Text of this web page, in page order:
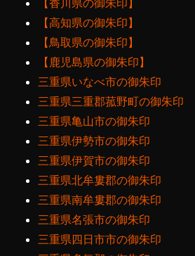
【香川県の御朱印】
【高知県の御朱印】
【鳥取県の御朱印】
【鹿児島県の御朱印】
三重県いなべ市の御朱印
三重県三重郡菰野町の御朱印
三重県亀山市の御朱印
三重県伊勢市の御朱印
三重県伊賀市の御朱印
三重県北牟婁郡の御朱印
三重県南牟婁郡の御朱印
三重県名張市の御朱印
三重県四日市市の御朱印